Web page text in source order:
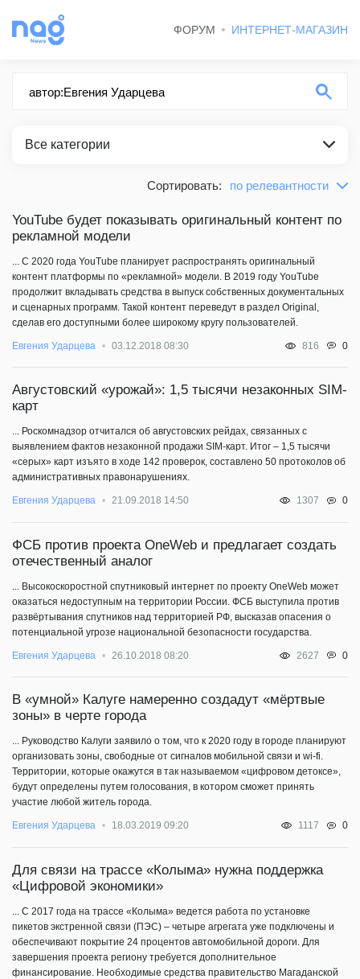
ФОРУМ ИНТЕРНЕТ-МАГАЗИН
Все категории
НОВОСТИ
БЛОГ НАГ
ВЕСЕЛЫЕ КАРТИНКИ
Сортировать: по релевантности
по релевантности
сначала новые
YouTube будет показывать оригинальный контент по
рекламной модели
... С 2020 года YouTube планирует распространять оригинальный
контент платформы по «рекламной» модели. В 2019 году YouTube
продолжит вкладывать средства в выпуск собственных документальных
и сценарных программ. Такой контент переведут в раздел Original,
сделав его доступными более широкому кругу пользователей.
Евгения Ударцева 03.12.2018 08:30 816 0
Августовский «урожай»: 1,5 тысячи незаконных SIM-
карт
... Роскомнадзор отчитался об августовских рейдах, связанных с
выявлением фактов незаконной продажи SIM-карт. Итог – 1,5 тысячи
«серых» карт изъято в ходе 142 проверок, составлено 50 протоколов об
административных правонарушениях.
Евгения Ударцева 21.09.2018 14:50 1307 0
ФСБ против проекта OneWeb и предлагает создать
отечественный аналог
... Высокоскоростной спутниковый интернет по проекту OneWeb может
оказаться недоступным на территории России. ФСБ выступила против
развёртывания спутников над территорией РФ, высказав опасения о
потенциальной угрозе национальной безопасности государства.
Евгения Ударцева 26.10.2018 08:20 2627 0
В «умной» Калуге намеренно создадут «мёртвые
зоны» в черте города
... Руководство Калуги заявило о том, что к 2020 году в городе планируют
организовать зоны, свободные от сигналов мобильной связи и wi-fi.
Территории, которые окажутся в так называемом «цифровом детоксе»,
будут определены путем голосования, в котором сможет принять
участие любой житель города.
Евгения Ударцева 18.03.2019 09:20 1117 0
Для связи на трассе «Колыма» нужна поддержка
«Цифровой экономики»
... С 2017 года на трассе «Колыма» ведется работа по установке
пикетов экстренной связи (ПЭС) – четыре агрегата уже подключены и
обеспечивают покрытие 24 процентов автомобильной дороги. Для
завершения проекта региону требуется дополнительное
финансирование. Необходимые средства правительство Магаданской